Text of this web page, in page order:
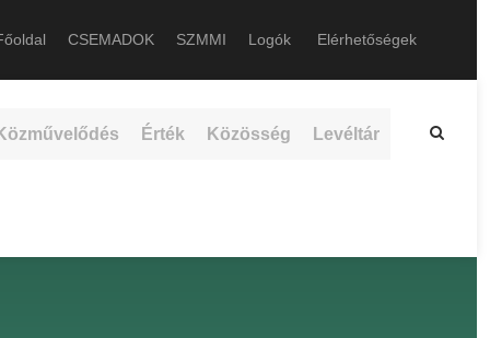
CSEMADOK SZMMI Logók Elérhetőségek
Érték Közösség Levéltár